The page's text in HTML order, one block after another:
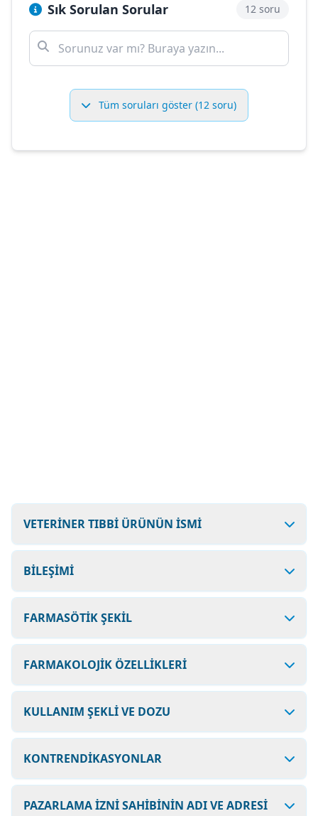
Sık Sorulan Sorular 12 soru
Tüm soruları göster (12 soru)
VETERİNER TIBBİ ÜRÜNÜN İSMİ
BİLEŞİMİ
FARMASÖTİK ŞEKİL
FARMAKOLOJİK ÖZELLİKLERİ
KULLANIM ŞEKLİ VE DOZU
KONTRENDİKASYONLAR
PAZARLAMA İZNİ SAHİBİNİN ADI VE ADRESİ